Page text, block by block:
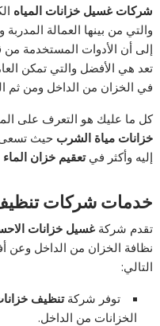
شركات غسيل خزانات المياه
والتي من بينها العمالة
إلى أن الأدوات المستخدمة من
تعد هي الأفضل والتي تمكن
في الخزان من الداخل ومن ثم
كل ما عليك هو التعرف على
خزانات مياة الشرب حيث تسعى
إليه وأكثر فيتعقيم خزان الماء
خدمات شركات تنظيف
تقدم شركةغسيل خزانات
نظافة الخزان من الداخل
التالي:
توفر شركةتنظيف
الخزانات من الداخل.